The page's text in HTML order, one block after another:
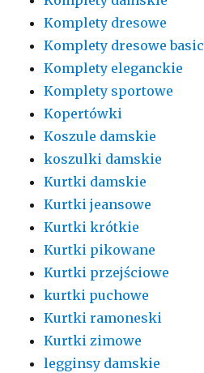
Komplety dresowe
Komplety dresowe basic
Komplety eleganckie
Komplety sportowe
Kopertówki
Koszule damskie
koszulki damskie
Kurtki damskie
Kurtki jeansowe
Kurtki krótkie
Kurtki pikowane
Kurtki przejściowe
kurtki puchowe
Kurtki ramoneski
Kurtki zimowe
legginsy damskie